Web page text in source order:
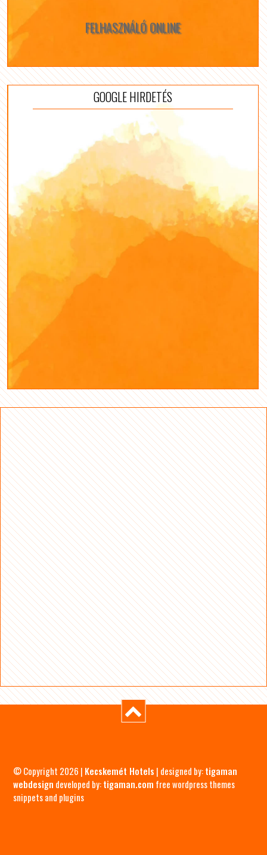
FELHASZNÁLÓ ONLINE
GOOGLE HIRDETÉS
© Copyright 2026 | Kecskemét Hotels | designed by:tigaman
webdesign developed by:tigaman.com free wordpress themes
snippets and plugins